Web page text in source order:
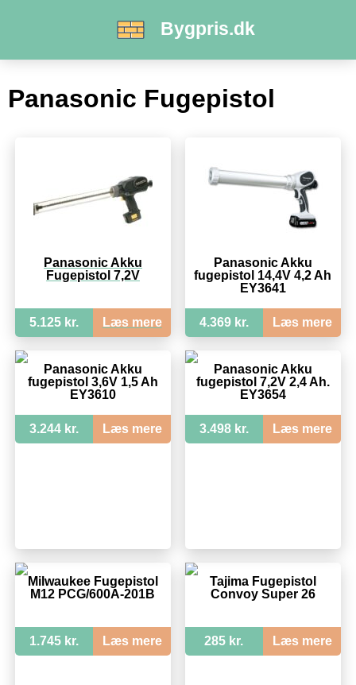
Bygpris.dk
Panasonic Fugepistol
Panasonic Akku
Fugepistol 7,2V
5.125 kr. Læs mere
Panasonic Akku
fugepistol 14,4V 4,2 Ah
EY3641
4.369 kr. Læs mere
Panasonic Akku
fugepistol 3,6V 1,5 Ah
EY3610
3.244 kr. Læs mere
Panasonic Akku
fugepistol 7,2V 2,4 Ah.
EY3654
3.498 kr. Læs mere
Milwaukee Fugepistol
M12 PCG/600A-201B
1.745 kr. Læs mere
Tajima Fugepistol
Convoy Super 26
285 kr. Læs mere